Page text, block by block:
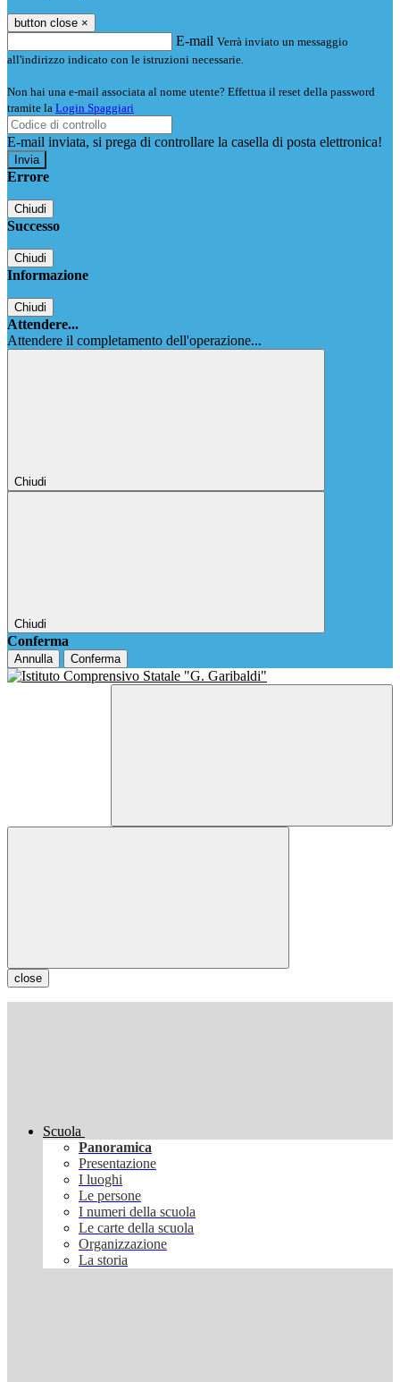
button close ×
E-mail Verrà inviato un messaggio
all'indirizzo indicato con le istruzioni necessarie.
Non hai una e-mail associata al nome utente? Effettua il reset della password
tramite la Login Spaggiari
E-mail inviata, si prega di controllare la casella di posta elettronica!
Errore
Chiudi
Successo
Chiudi
Informazione
Chiudi
Attendere...
Attendere il completamento dell'operazione...
Chiudi
Chiudi
Conferma
Annulla Conferma
close
Scuola
Panoramica
Presentazione
I luoghi
Le persone
I numeri della scuola
Le carte della scuola
Organizzazione
La storia